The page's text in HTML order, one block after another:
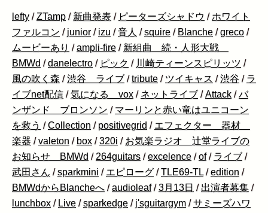
lefty /ZTamp / 新曲発表 / ピーターズシャドウ / ホワイト
ファルコン / junior / izu /音人 /squire / Blanche /greco /
ムービーあり /ampli-fire / 新組曲 続・人形大戦
BMWd /danelectro / ピック / 川崎ティーンスピリッツ /
風の吹く森 /渋谷 ライブ /tribute / ツイキャス /渋谷 / ラ
イブnet配信 /気になる vox / ネットライブ /Attack /バ
ンザンド ブロンソン / マーリンと赤い竜はユニコーン
を救う /Collection / positivegrid / エフェクター 器材
楽器 /valeton / box /320i / お気楽ラジオ 辻堂ライブの
お知らせ BMWd / 264guitars /excelence /of / ライブ /
武田さん /sparkmini / エピローグ /TLE69-TL /edition /
BMWdからBlancheへ /audioleaf /3月13日 / 出演者募集 /
lunchbox / Live /sparkedge / j'sguitargym /サミーズハワ